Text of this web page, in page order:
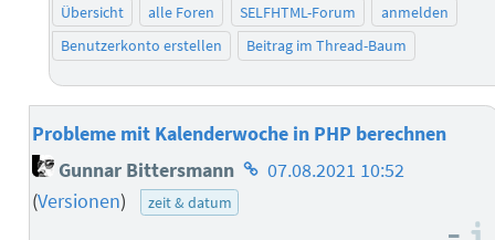
Übersicht alle Foren SELFHTML-Forum
anmelden
Benutzerkonto erstellen
Beitrag im Thread-Baum
Probleme mit Kalenderwoche in PHP berechnen
Gunnar Bittersmann Homepage
des
07.08.2021 10:52
(Versionen) zeit & datum